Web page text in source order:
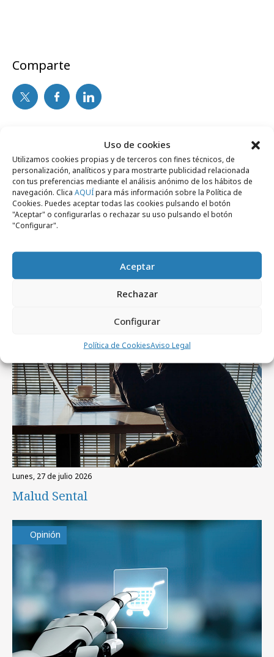
Uso de cookies
Utilizamos cookies propias y de terceros con fines técnicos, de
personalización, analíticos y para mostrarte publicidad relacionada
con tus preferencias mediante el análisis anónimo de los hábitos de
navegación. Clica AQUÍpara más información sobre la Política de
Cookies. Puedes aceptar todas las cookies pulsando el botón
"Aceptar" o configurarlas o rechazar su uso pulsando el botón
"Configurar".
Aceptar
Rechazar
Configurar
Política de CookiesAviso Legal
Comparte
Noticias Relacionadas
No se han encontrado noticias relacionadas.
Artículos recientes
lunes, 27 de julio 2026
Malud Sental
Opinión